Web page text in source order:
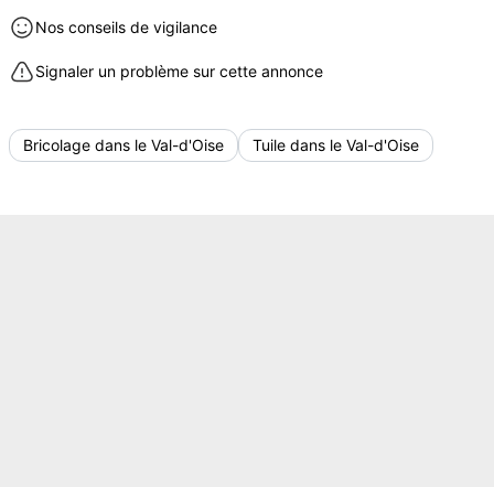
Nos conseils de vigilance
Signaler un problème sur cette annonce
Bricolage dans le Val-d'Oise Tuile dans le Val-d'Oise